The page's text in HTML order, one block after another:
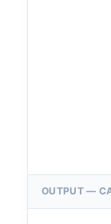
OUTPUT —